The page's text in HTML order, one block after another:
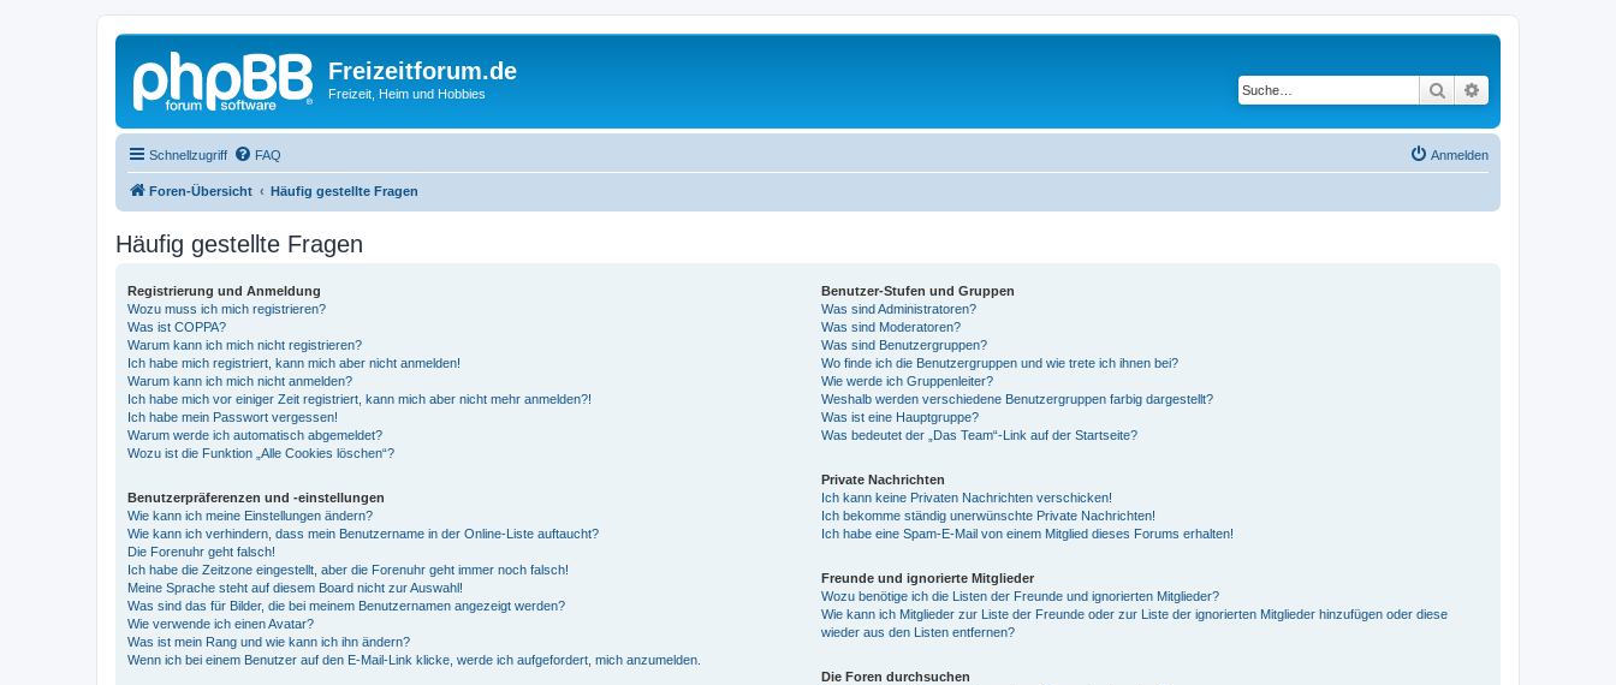
Freizeitforum.de
Freizeit, Heim und Hobbies Suche
Schnellzugriff FAQ Anmelden
Foren-Übersicht Häufig gestellte Fragen
Häufig gestellte Fragen
Registrierung und Anmeldung
Wozu muss ich mich registrieren?
Was ist COPPA?
Warum kann ich mich nicht registrieren?
Ich habe mich registriert, kann mich aber nicht anmelden!
Warum kann ich mich nicht anmelden?
Ich habe mich vor einiger Zeit registriert, kann mich aber nicht mehr anmelden?!
Ich habe mein Passwort vergessen!
Warum werde ich automatisch abgemeldet?
Wozu ist die Funktion „Alle Cookies löschen“?
Benutzerpräferenzen und -einstellungen
Wie kann ich meine Einstellungen ändern?
Wie kann ich verhindern, dass mein Benutzername in der Online-Liste auftaucht?
Die Forenuhr geht falsch!
Ich habe die Zeitzone eingestellt, aber die Forenuhr geht immer noch falsch!
Meine Sprache steht auf diesem Board nicht zur Auswahl!
Was sind das für Bilder, die bei meinem Benutzernamen angezeigt werden?
Wie verwende ich einen Avatar?
Was ist mein Rang und wie kann ich ihn ändern?
Wenn ich bei einem Benutzer auf den E-Mail-Link klicke, werde ich aufgefordert, mich anzumelden.
Benutzer-Stufen und Gruppen
Was sind Administratoren?
Was sind Moderatoren?
Was sind Benutzergruppen?
Wo finde ich die Benutzergruppen und wie trete ich ihnen bei?
Wie werde ich Gruppenleiter?
Weshalb werden verschiedene Benutzergruppen farbig dargestellt?
Was ist eine Hauptgruppe?
Was bedeutet der „Das Team“-Link auf der Startseite?
Private Nachrichten
Ich kann keine Privaten Nachrichten verschicken!
Ich bekomme ständig unerwünschte Private Nachrichten!
Ich habe eine Spam-E-Mail von einem Mitglied dieses Forums erhalten!
Freunde und ignorierte Mitglieder
Wozu benötige ich die Listen der Freunde und ignorierten Mitglieder?
Wie kann ich Mitglieder zur Liste der Freunde oder zur Liste der ignorierten Mitglieder hinzufügen oder diese
wieder aus den Listen entfernen?
Die Foren durchsuchen